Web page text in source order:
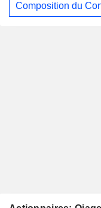
Composition du